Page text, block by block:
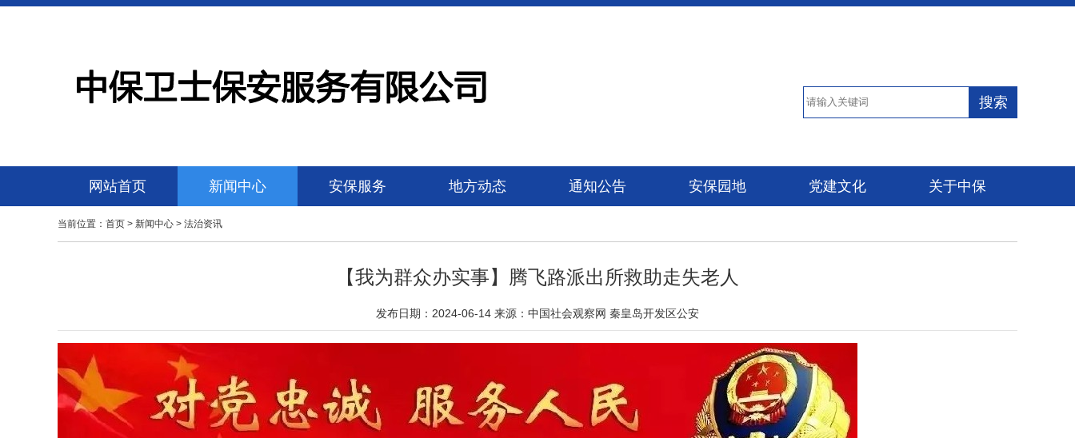
搜索
网站首页 新闻中心 安保服务 地方动态 通知公告 安保园地 党建文化 关于中保
当前位置： 首页 > 新闻中心 > 法治资讯
【我为群众办实事】腾飞路派出所救助走失老人
发布日期：2024-06-14 来源：中国社会观察网 秦皇岛开发区公安